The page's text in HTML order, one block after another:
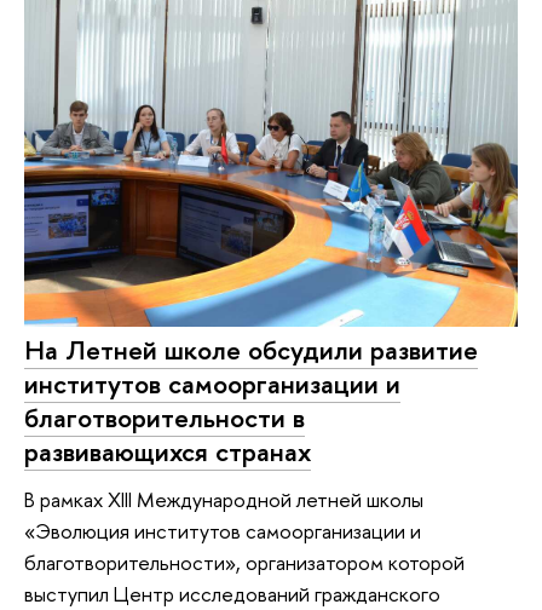
На Летней школе обсудили развитие
институтов самоорганизации и
благотворительности в
развивающихся странах
В рамках XIII Международной летней школы
«Эволюция институтов самоорганизации и
благотворительности», организатором которой
выступил Центр исследований гражданского